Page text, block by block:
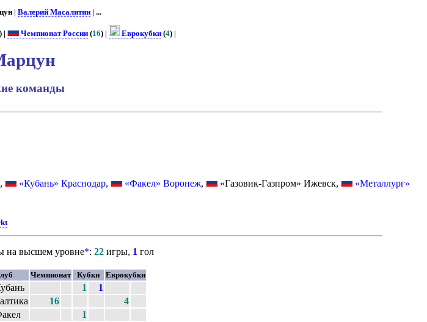
| Валерий Масалитин| ...
) | Чемпионат России(16) | Еврокубки(4) |
команды
, «Кубань» Краснодар, «Факел» Воронеж, «Газовик-Газпром» Ижевск,
«Металлург»
на высшем уровне*: 22игры, 1 гол
Чемпионат Кубки Еврокубки
1
1
16
4
1